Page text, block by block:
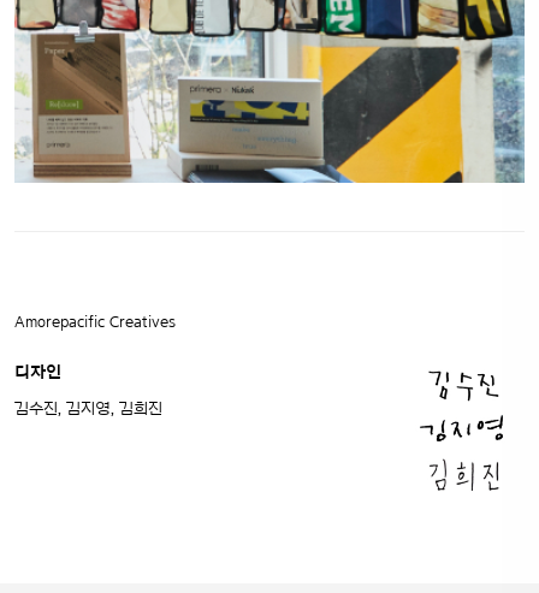
Amorepacific Creatives
디자인
김수진, 김지영, 김희진